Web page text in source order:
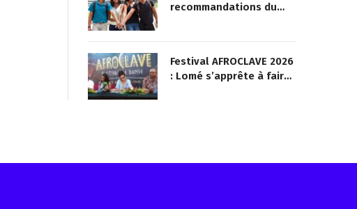
recommandations du
Festival AFROCLAVE 2026
: Lomé s’apprête à faire